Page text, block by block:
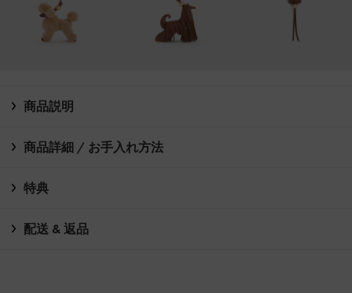
商品説明
商品詳細 / お手入れ方法
特典
配送 & 返品